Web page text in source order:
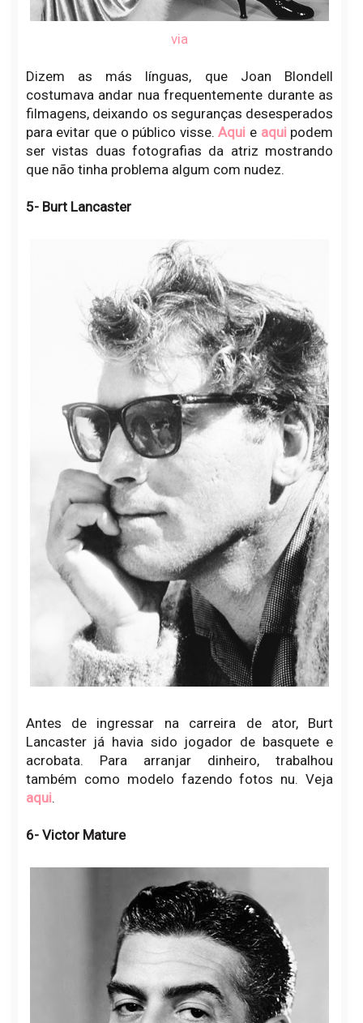
via
Dizem as más línguas, que Joan Blondell
costumava andar nua frequentemente durante as
filmagens, deixando os seguranças desesperados
para evitar que o público visse.Aqui e aquipodem
ser vistas duas fotografias da atriz mostrando
que não tinha problema algum com nudez.
5- Burt Lancaster
Antes de ingressar na carreira de ator, Burt
Lancaster já havia sido jogador de basquete e
acrobata. Para arranjar dinheiro, trabalhou
também como modelo fazendo fotos nu. Veja
aqui.
6- Victor Mature